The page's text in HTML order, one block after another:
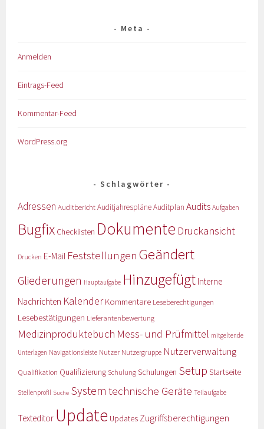
Meta
Anmelden
Eintrags-Feed
Kommentar-Feed
WordPress.org
Schlagwörter
Adressen AuditberichtAuditjahrespläneAuditplan Audits Aufgaben
Bugfix Checklisten Dokumente Druckansicht
Drucken E-Mail Feststellungen Geändert
Gliederungen Hauptaufgabe Hinzugefügt Interne
Nachrichten KalenderKommentare Leseberechtigungen
Lesebestätigungen Lieferantenbewertung
Medizinproduktebuch Mess- und Prüfmittel mitgeltende
Unterlagen Navigationsleiste Nutzer Nutzergruppe Nutzerverwaltung
Qualifikation Qualifizierung Schulung Schulungen Setup Startseite
Stellenprofil Suche System technische Geräte Teilaufgabe
Texteditor Update Updates Zugriffsberechtigungen